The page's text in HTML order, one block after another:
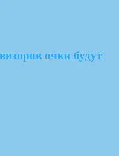
очки будут